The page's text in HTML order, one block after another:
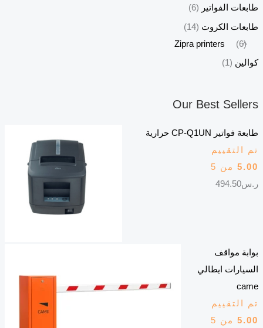
طابعات الفواتير (6)
طابعات الكروت (14)
Zipra printers
(6)
كوالين (1)
Our Best Sellers
طابعة فواتير CP-Q1UN حرارية
تم التقييم
5.00من 5
ر.س494.50
بوابة مواقف
السيارات ايطالي
came
تم التقييم
5.00من 5